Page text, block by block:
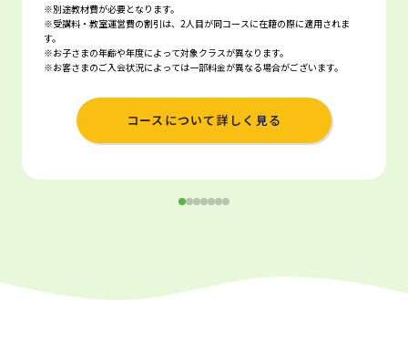
※別途教材費が必要となります。
※受講料・教室運営費の割引は、2人目が同コースに在籍の際に適用されま
す。
※お子さまの年齢や年度によって対象クラスが異なります。
※お客さまのご入会状況によっては一部料金が異なる場合がございます。
コースについて詳しく見る